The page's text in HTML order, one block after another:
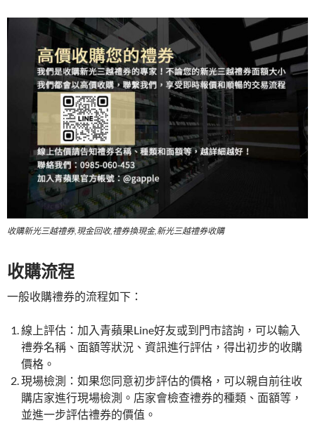
收購新光三越禮券,現金回收,禮券換現金,新光三越禮券收購
收購流程
一般收購禮券的流程如下：
線上評估：加入青蘋果Line好友或到門市諮詢，可以輸入
禮券名稱、面額等狀況、資訊進行評估，得出初步的收購
價格。
現場檢測：如果您同意初步評估的價格，可以親自前往收
購店家進行現場檢測。店家會檢查禮券的種類、面額等，
並進一步評估禮券的價值。